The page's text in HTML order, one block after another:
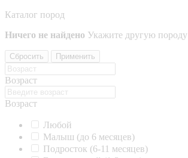
Каталог пород
Ничего не найдено Укажите другую породу
Сбросить Применить
Возраст
Возраст
Любой
Малыш (до 6 месяцев)
Подросток (6-11 месяцев)